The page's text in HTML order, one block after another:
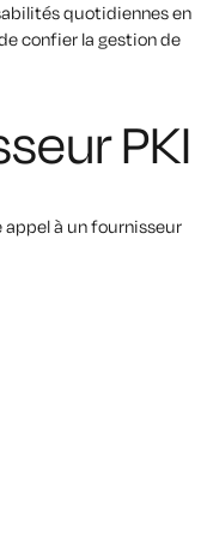
quotidiennes en
confier la gestion de
PKI
à un fournisseur